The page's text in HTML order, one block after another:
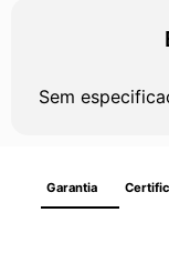
Sem
Garantia